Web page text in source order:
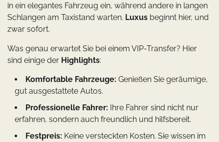
in ein elegantes Fahrzeug ein, während andere in langen
Schlangen am Taxistand warten. Luxus beginnt hier, und
zwar sofort.
Was genau erwartet Sie bei einem VIP-Transfer? Hier
sind einige der Highlights:
Komfortable Fahrzeuge: Genießen Sie geräumige,
gut ausgestattete Autos.
Professionelle Fahrer: Ihre Fahrer sind nicht nur
erfahren, sondern auch freundlich und hilfsbereit.
Festpreis: Keine versteckten Kosten. Sie wissen im